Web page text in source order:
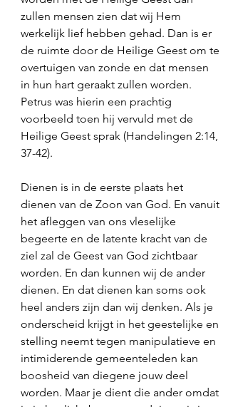
zullen mensen zien dat wij Hem
werkelijk lief hebben gehad. Dan is er
de ruimte door de Heilige Geest om te
overtuigen van zonde en dat mensen
in hun hart geraakt zullen worden.
Petrus was hierin een prachtig
voorbeeld toen hij vervuld met de
Heilige Geest sprak (Handelingen 2:14,
37-42).
Dienen is in de eerste plaats het
dienen van de Zoon van God. En vanuit
het afleggen van ons vleselijke
begeerte en de latente kracht van de
ziel zal de Geest van God zichtbaar
worden. En dan kunnen wij de ander
dienen. En dat dienen kan soms ook
heel anders zijn dan wij denken. Als je
onderscheid krijgt in het geestelijke en
stelling neemt tegen manipulatieve en
intimiderende gemeenteleden kan
boosheid van diegene jouw deel
worden. Maar je dient die ander omdat